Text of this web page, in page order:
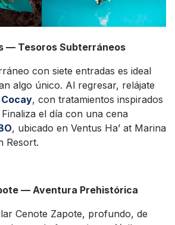
— Tesoros Subterráneos
con siete entradas es ideal
algo único. Al regresar, relájate
Cocay, con tratamientos inspirados
el día con una cena
, ubicado en Ventus Ha’ at Marina
Resort.
— Aventura Prehistórica
Cenote Zapote, profundo, de